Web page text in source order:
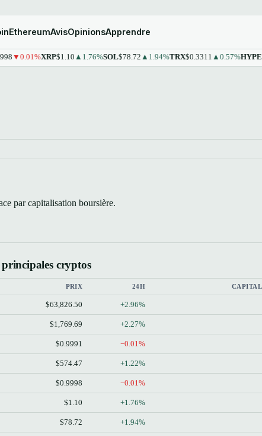
EthereumAvisOpinionsApprendre
▼0.01%XRP$1.10▲1.76%SOL$78.72▲1.94%TRX$0.3311▲0.57%HYPE
par capitalisation boursière.
cryptos
PRIX 24H
$63,826.50 +2.96%
$1,769.69 +2.27%
$0.9991 −0.01%
$574.47 +1.22%
$0.9998 −0.01%
$1.10 +1.76%
$78.72 +1.94%